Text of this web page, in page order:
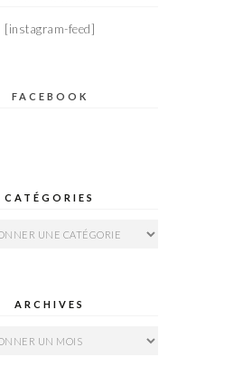
[instagram-feed]
FACEBOOK
CATÉGORIES
ARCHIVES